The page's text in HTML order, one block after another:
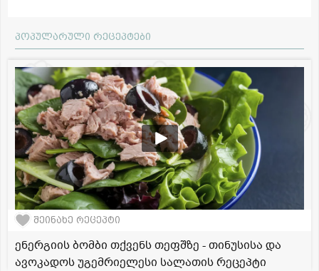
პოპულარული რეცეპტები
შეინახე რეცეპტი
ენერგიის ბომბი თქვენს თეფშზე - თინუსისა და
ავოკადოს უგემრიელესი სალათის რეცეპტი